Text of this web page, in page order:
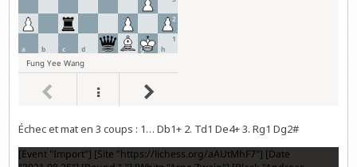
Échec et mat en 3 coups : 1… Db1+ 2. Td1 De4+ 3. Rg1 Dg2#